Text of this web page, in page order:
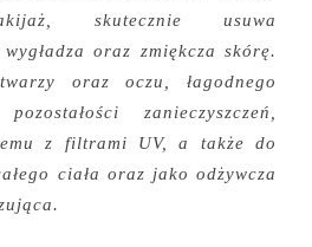
skutecznie usuwa
oraz zmiękcza skórę.
oraz oczu, łagodnego
zanieczyszczeń,
z filtrami UV, a także do
ciała oraz jako odżywcza